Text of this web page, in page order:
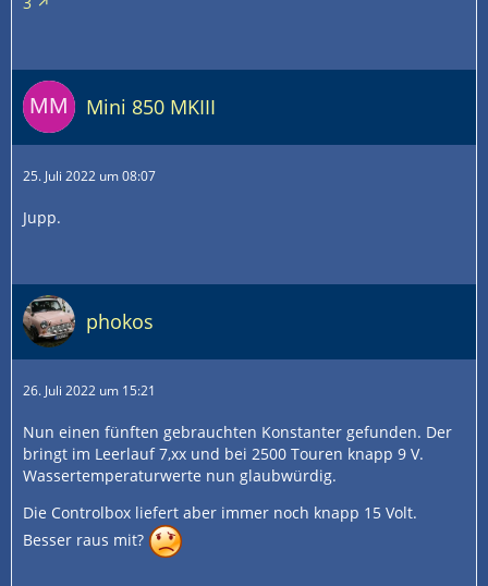
Mini 850 MKIII
25. Juli 2022 um 08:07
Jupp.
phokos
26. Juli 2022 um 15:21
Nun einen fünften gebrauchten Konstanter gefunden. Der
bringt im Leerlauf 7,xx und bei 2500 Touren knapp 9 V.
Wassertemperaturwerte nun glaubwürdig.
Die Controlbox liefert aber immer noch knapp 15 Volt.
Besser raus mit?